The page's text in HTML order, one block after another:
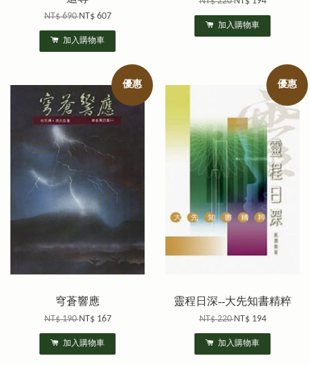
NT$ 690NT$ 607
加入購物車
加入購物車
優惠
穹蒼響應
NT$ 190NT$ 167
加入購物車
優惠
靈程日深--大先知書精粹
NT$ 220NT$ 194
加入購物車